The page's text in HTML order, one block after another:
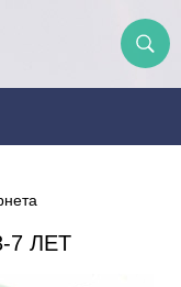
7 ЛЕТ